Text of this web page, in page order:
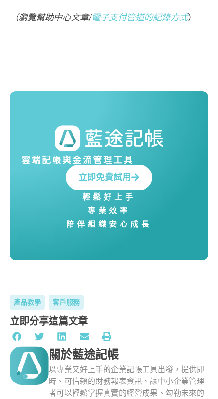
（瀏覽幫助中心文章/電子支付管道的紀錄方式）
雲端記帳與金流管理工具
立即免費試用
輕鬆好上手
專業效率
陪伴組織安心成長
產品教學 客戶服務
立即分享這篇文章
關於藍途記帳
以專業又好上手的企業記帳工具出發，提供即
時、可信賴的財務報表資訊，讓中小企業管理
者可以輕鬆掌握真實的經營成果、勾勒未來的